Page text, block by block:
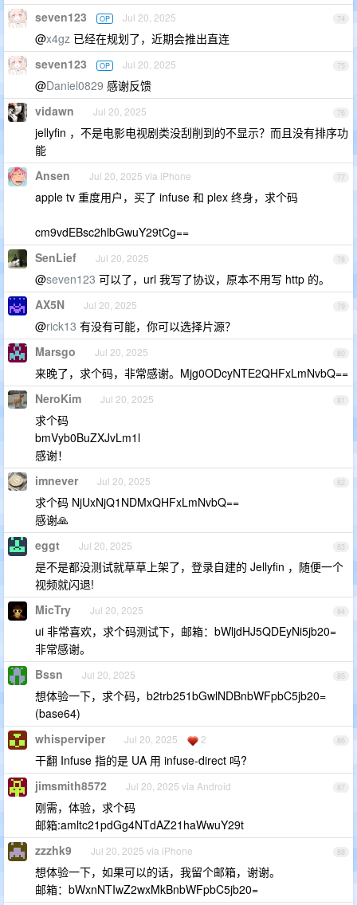
74
seven123 OP Jul 20, 2025
@x4gz 已经在规划了，近期会推出直连
75
seven123 OP Jul 20, 2025
@Daniel0829 感谢反馈
76
vidawn Jul 20, 2025
jellyfin ，不是电影电视剧类没刮削到的不显示？而且没有排序功
能
77
Ansen Jul 20, 2025 via iPhone
apple tv 重度用户，买了 infuse 和 plex 终身，求个码
cm9vdEBsc2hlbGwuY29tCg==
78
SenLief Jul 20, 2025
@seven123 可以了，url 我写了协议，原本不用写 http 的。
79
AX5N Jul 20, 2025
@rick13 有没有可能，你可以选择片源？
80
Marsgo Jul 20, 2025
来晚了，求个码，非常感谢。Mjg0ODcyNTE2QHFxLmNvbQ==
81
NeroKim Jul 20, 2025
求个码
bmVyb0BuZXJvLm1l
感谢！
82
imnever Jul 20, 2025
求个码 NjUxNjQ1NDMxQHFxLmNvbQ==
感谢🙏
83
eggt Jul 20, 2025
是不是都没测试就草草上架了，登录自建的 Jellyfin ，随便一个
视频就闪退!
84
MicTry Jul 20, 2025
ui 非常喜欢，求个码测试下，邮箱：bWljdHJ5QDEyNi5jb20=
非常感谢。
85
Bssn Jul 20, 2025
想体验一下，求个码，b2trb251bGwlNDBnbWFpbC5jb20=
(base64)
86
whisperviper Jul 20, 2025 2
干翻 Infuse 指的是 UA 用 infuse-direct 吗?
87
jimsmith8572 Jul 20, 2025 via Android
刚需，体验，求个码
邮箱:amltc21pdGg4NTdAZ21haWwuY29t
88
zzzhk9 Jul 20, 2025 via iPhone
想体验一下，如果可以的话，我留个邮箱，谢谢。
邮箱：bWxnNTIwZ2wxMkBnbWFpbC5jb20=